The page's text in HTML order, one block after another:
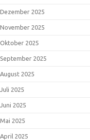
Dezember 2025
November 2025
Oktober 2025
September 2025
August 2025
Juli 2025
Juni 2025
Mai 2025
April 2025